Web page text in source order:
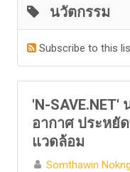
นวัตกรรม
Subscribe to this
'N-SAVE.NET'
อากาศ ประหยั
แวดล้อม
Somthawin